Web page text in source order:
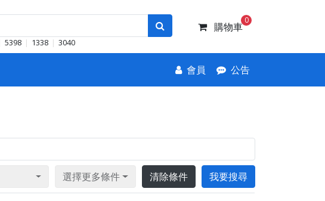
5398 1338 3040
購物車
0
會員 公告
選擇更多條件 清除條件 我要搜尋